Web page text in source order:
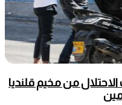
من مخيم قلنديا